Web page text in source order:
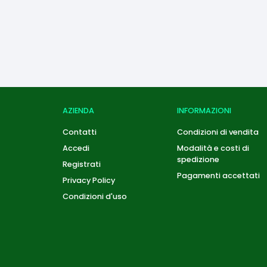
AZIENDA
Contatti
Accedi
Registrati
Privacy Policy
Condizioni d'uso
INFORMAZIONI
Condizioni di vendita
Modalità e costi di
spedizione
Pagamenti accettati